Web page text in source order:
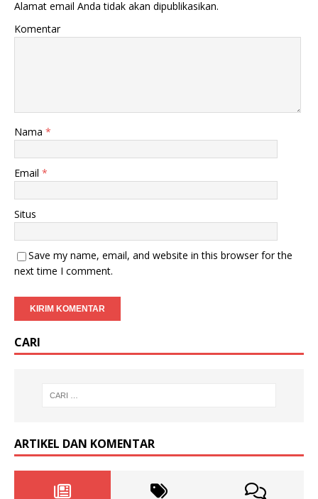
Alamat email Anda tidak akan dipublikasikan.
Komentar
Nama *
Email *
Situs
Save my name, email, and website in this browser for the
next time I comment.
CARI
ARTIKEL DAN KOMENTAR